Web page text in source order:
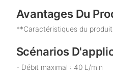
Avantages Du
**Caractéristiques du
Scénarios
- Débit maximal : 40 L/min